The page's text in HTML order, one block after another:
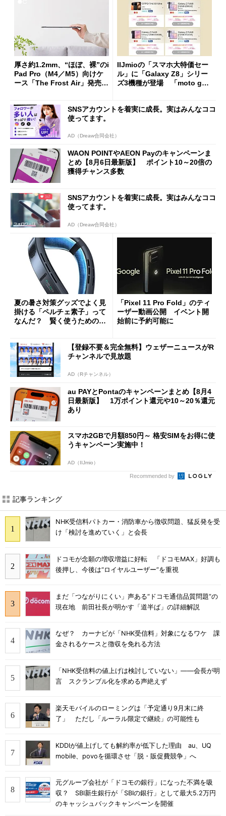
厚さ約1.2mm、“ほぼ、裸”のi
Pad Pro（M4／M5）向けケ
ース「The Frost Air」発売
IIJmioの「スマホ大特価セー
ル」に「Galaxy Z8」シリー
ズ3機種が登場 「moto g37
SNSアカウントを着実に成長。実はみんなココ
使ってます。
AD（Dreaw合同会社）
WAON POINTやAEON Payのキャンペーンま
とめ【8月6日最新版】 ポイント10～20倍の
獲得チャンス多数
SNSアカウントを着実に成長。実はみんなココ
使ってます。
AD（Dreaw合同会社）
夏の暑さ対策グッズでよく見
掛ける「ペルチェ素子」って
なんだ？ 賢く使うための注
「Pixel 11 Pro Fold」のティ
ーザー動画公開 イベント開
始前に予約可能に
【登録不要＆完全無料】ウェザーニュースがR
チャンネルで見放題
AD（Rチャンネル）
au PAYとPontaのキャンペーンまとめ【8月4
日最新版】 1万ポイント還元や10～20％還元
あり
スマホ2GBで月額850円～ 格安SIMをお得に使
うキャンペーン実施中！
AD（IIJmio）
Recommended by
記事ランキング
NHK受信料パトカー・消防車から徴収問題、猛反発を受
け「検討を進めていく」と会長
ドコモが念願の増収増益に好転 「ドコモMAX」好調も
後押し、今後は“ロイヤルユーザー”を重視
まだ「つながりにくい」声ある“ドコモ通信品質問題”の
現在地 前田社長が明かす「道半ば」の詳細解説
なぜ？ カーナビが「NHK受信料」対象になるワケ 課
金されるケースと徴収を免れる方法
「NHK受信料の値上げは検討していない」――会長が明
言 スクランブル化を求める声絶えず
楽天モバイルのローミングは「予定通り9月末に終
了」 ただし「ルーラル限定で継続」の可能性も
KDDIが値上げしても解約率が低下した理由 au、UQ
mobile、povoを循環させ「脱・販促費競争」へ
元グループ会社が「ドコモの銀行」になった不満を吸
収？ SBI新生銀行が「SBIの銀行」として最大5.2万円
のキャッシュバックキャンペーンを開催